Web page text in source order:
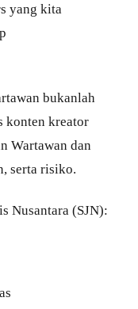
yang kita
bukanlah
konten kreator
Wartawan dan
serta risiko.
Nusantara (SJN):